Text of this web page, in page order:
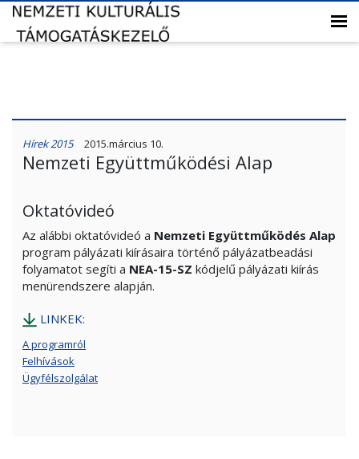
Hírek 2015 2015.március 10.
Nemzeti Együttműködési Alap
Oktatóvideó
Az alábbi oktatóvideó a Nemzeti Együttműködés Alap
program pályázati kiírásaira történő pályázatbeadási
folyamatot segíti a NEA-15-SZ kódjelű pályázati kiírás
menürendszere alapján.
LINKEK:
A programról
Felhívások
Ügyfélszolgálat